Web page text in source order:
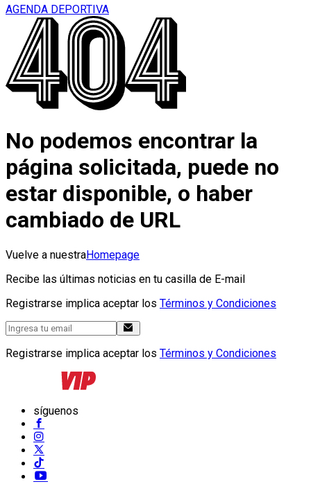
AGENDA DEPORTIVA
No podemos encontrar la
página solicitada, puede no
estar disponible, o haber
cambiado de URL
Vuelve a nuestraHomepage
Recibe las últimas noticias en tu casilla de E-mail
Registrarse implica aceptar los Términos y Condiciones
Registrarse implica aceptar los Términos y Condiciones
síguenos